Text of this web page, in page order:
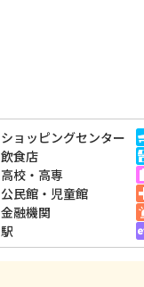
ショッピングセンター
飲食店
高校・高専
公民館・児童館
金融機関
駅